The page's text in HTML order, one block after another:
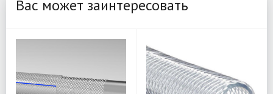
Вас может заинтересовать